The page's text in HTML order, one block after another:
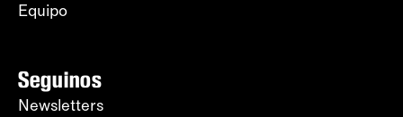
Equipo
Seguinos
Newsletters